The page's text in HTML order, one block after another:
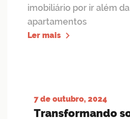
imobiliário por ir além
apartamentos
Ler mais
7 de outubro, 2024
Transformando